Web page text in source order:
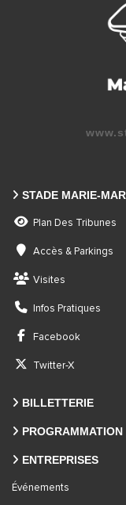
STADE MARIE-
Plan Des Tribunes
Accès & Parkings
Visites
Infos Pratiques
Facebook
Twitter-X
BILLETTERIE
PROGRAMMATION
ENTREPRISES
Événements